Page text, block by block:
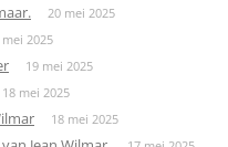
20 mei 2025
mei 2025
19 mei 2025
18 mei 2025
18 mei 2025